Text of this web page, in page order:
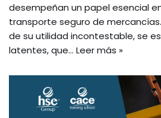
desempeñan un papel esencial
transporte seguro de
de su utilidad incontestable, se
latentes, que… Leer más »